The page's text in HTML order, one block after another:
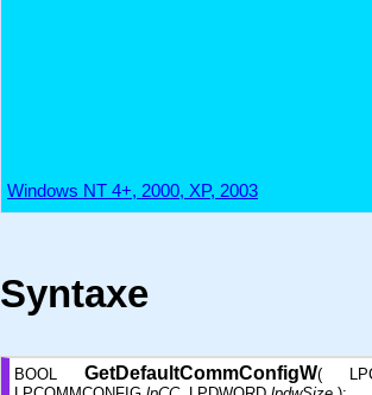
Windows NT 4+, 2000, XP, 2003
Syntaxe
BOOL GetDefaultCommConfigW(